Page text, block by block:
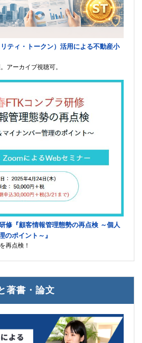
ティ・トークン）活用による不動産小
アーカイブ視聴可。
修『顧客情報管理態勢の再点検 ～個人
のポイント～』
再点検！
著書・論文